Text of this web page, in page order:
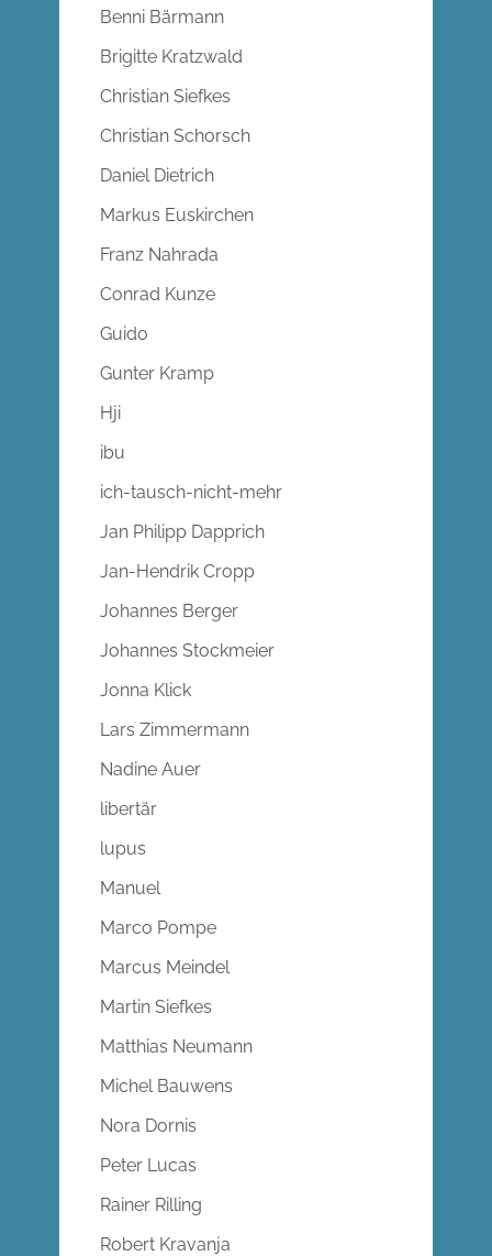
Benni Bärmann
Brigitte Kratzwald
Christian Siefkes
Christian Schorsch
Daniel Dietrich
Markus Euskirchen
Franz Nahrada
Conrad Kunze
Guido
Gunter Kramp
Hji
ibu
ich-tausch-nicht-mehr
Jan Philipp Dapprich
Jan-Hendrik Cropp
Johannes Berger
Johannes Stockmeier
Jonna Klick
Lars Zimmermann
Nadine Auer
libertär
lupus
Manuel
Marco Pompe
Marcus Meindel
Martin Siefkes
Matthias Neumann
Michel Bauwens
Nora Dornis
Peter Lucas
Rainer Rilling
Robert Kravanja